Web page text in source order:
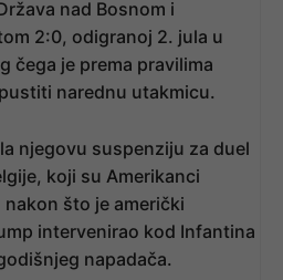
nad Bosnom i
2:0, odigranoj 2. jula u
čega je prema pravilima
narednu utakmicu.
njegovu suspenziju za duel
koji su Amerikanci
što je američki
intervenirao kod Infantina
napadača.